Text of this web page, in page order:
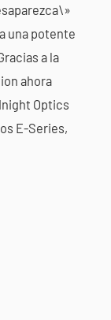
una potente
a la
ahora
Optics
E-Series,